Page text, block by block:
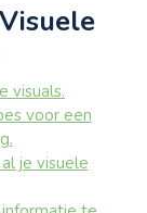
visuals.
voor een
je visuele